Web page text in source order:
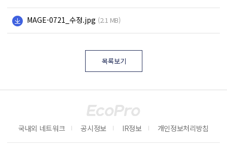
MAGE-0721_수정.jpg (2.1 MB)
목록보기
국내외 네트워크 공시정보 IR정보 개인정보처리방침